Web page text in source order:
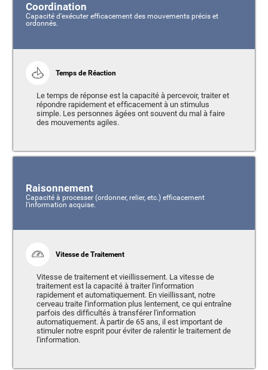
Coordination
Capacité d'exécuter efficacement des mouvements précis et
ordonnés.
Temps de Réaction
Le temps de réponse est la capacité à percevoir, traiter et
répondre rapidement et efficacement à un stimulus
simple. Les personnes âgées ont souvent du mal à faire
des mouvements agiles.
Raisonnement
Capacité à processer (ordonner, relier, etc.) efficacement
l'information acquise.
Vitesse de Traitement
Vitesse de traitement et vieillissement. La vitesse de
traitement est la capacité à traiter l'information
rapidement et automatiquement. En vieillissant, notre
cerveau traite l'information plus lentement, ce qui entraîne
parfois des difficultés à transférer l'information
automatiquement. À partir de 65 ans, il est important de
stimuler notre esprit pour éviter de ralentir le traitement de
l'information.